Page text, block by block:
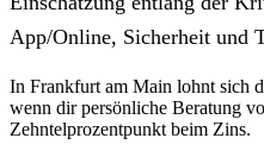
App/Online, Sicherheit und
In Frankfurt am Main lohnt sich
wenn dir persönliche Beratung
Zehntelprozentpunkt beim Zins.